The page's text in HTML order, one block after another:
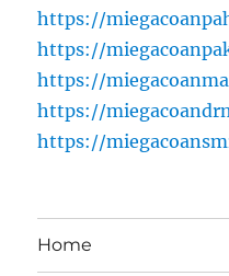
https://
https://
https://
https://
https://
Home